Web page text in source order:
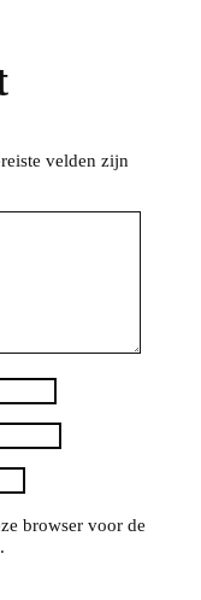
velden zijn
browser voor de